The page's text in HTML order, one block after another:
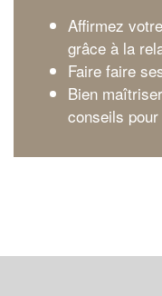
Affirmez
grâce à la
Faire faire
Bien
conseils